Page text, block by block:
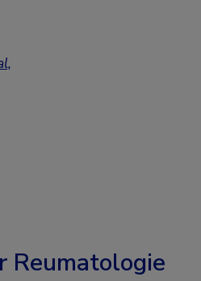
Reumatologie